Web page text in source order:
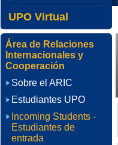
UPO Virtual
Área de Relaciones
Internacionales y
Cooperación
Sobre el ARIC
Estudiantes UPO
Incoming Students -
Estudiantes de
entrada